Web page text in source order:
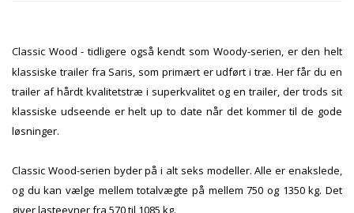
Classic Wood - tidligere også kendt som Woody-serien, er den helt
klassiske trailer fra Saris, som primært er udført i træ. Her får du en
trailer af hårdt kvalitetstræ i superkvalitet og en trailer, der trods sit
klassiske udseende er helt up to date når det kommer til de gode
løsninger.
Classic Wood-serien byder på i alt seks modeller. Alle er enakslede,
og du kan vælge mellem totalvægte på mellem 750 og 1350 kg. Det
giver lasteevner fra 570 til 1085 kg.